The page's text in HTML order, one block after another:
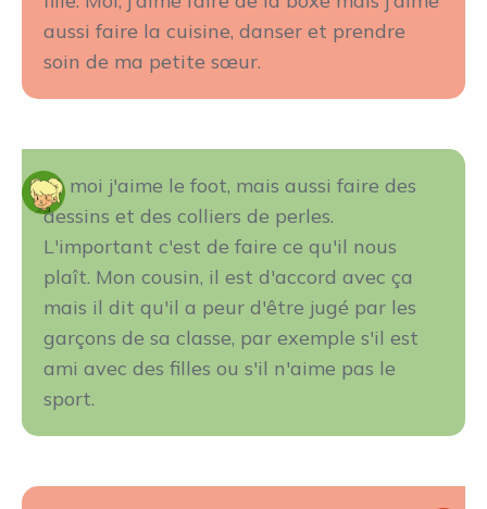
aussi faire la cuisine, danser et prendre
soin de ma petite sœur.
Et moi j'aime le foot, mais aussi faire des
dessins et des colliers de perles.
L'important c'est de faire ce qu'il nous
plaît. Mon cousin, il est d'accord avec ça
mais il dit qu'il a peur d'être jugé par les
garçons de sa classe, par exemple s'il est
ami avec des filles ou s'il n'aime pas le
sport.